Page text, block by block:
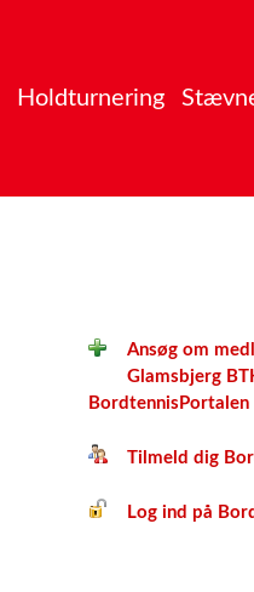
Holdturnering
Ansøg om
Glamsbjerg
BordtennisPortalen
Tilmeld dig
Log ind på